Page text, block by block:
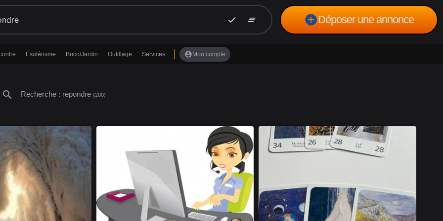
check clear_all add_circleDéposer une annonce
Ésotérisme Brico/Jardin Outillage Services account_circle Mon compte
search Recherche : repondre (200)